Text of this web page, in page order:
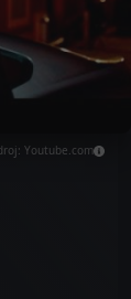
Youtube.com